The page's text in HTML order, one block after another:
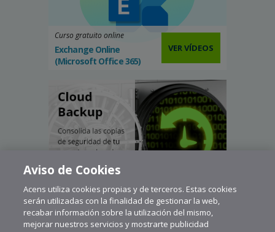
Curso gratuito online
Exchange Online
(Microsoft Office 365)
VER VÍDEOS
Aviso de Cookies
Acens utiliza cookies propias y de terceros. Estas cookies
serán utilizadas con la finalidad de gestionar la web,
recabar información sobre la utilización del mismo,
mejorar nuestros servicios y mostrarte publicidad